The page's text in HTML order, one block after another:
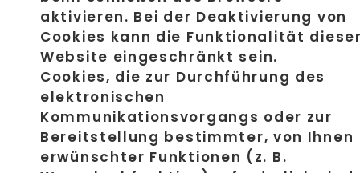
aktivieren. Bei der Deaktivierung von
Cookies kann die Funktionalität
Website eingeschränkt sein.
Cookies, die zur Durchführung des
elektronischen
Kommunikationsvorgangs oder zur
Bereitstellung bestimmter, von Ihnen
erwünschter Funktionen (z. B.